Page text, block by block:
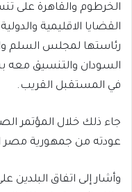
الخرطوم والقاهرة على
القضايا الاقليمية
رئاستها لمجلس السلم
السودان والتنسيق معه
في المستقبل القريب.
جاء ذلك خلال المؤتمر
عودته من جمهورية مصر
وأشار إلى اتفاق البلدين